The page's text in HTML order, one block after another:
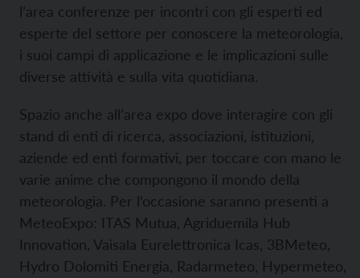
l’area conferenze per incontri con gli esperti ed
esperte del settore per conoscere la meteorologia,
i suoi campi di applicazione e le implicazioni sulle
diverse attività e sulla vita quotidiana.
Spazio anche all’area expo dove interagire con gli
stand di enti di ricerca, associazioni, istituzioni,
aziende ed enti formativi, per toccare con mano le
varie anime che compongono il mondo della
meteorologia. Per l’occasione saranno presenti a
MeteoExpo: ITAS Mutua, Agriduemila Hub
Innovation, Vaisala Eurelettronica Icas, 3BMeteo,
Hydro Dolomiti Energia, Radarmeteo, Hypermeteo,